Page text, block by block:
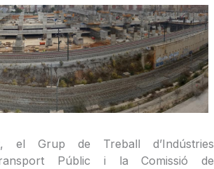
el Grup de Treball d’Indústries
Públic i la Comissió de